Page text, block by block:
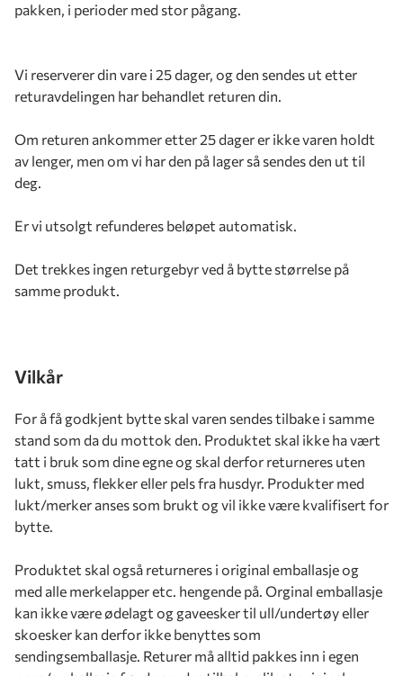
pakken, i perioder med stor pågang.
Vi reserverer din vare i 25 dager, og den sendes ut etter
returavdelingen har behandlet returen din.
Om returen ankommer etter 25 dager er ikke varen holdt
av lenger, men om vi har den på lager så sendes den ut til
deg.
Er vi utsolgt refunderes beløpet automatisk.
Det trekkes ingen returgebyr ved å bytte størrelse på
samme produkt.
Vilkår
For å få godkjent bytte skal varen sendes tilbake i samme
stand som da du mottok den. Produktet skal ikke ha vært
tatt i bruk som dine egne og skal derfor returneres uten
lukt, smuss, flekker eller pels fra husdyr. Produkter med
lukt/merker anses som brukt og vil ikke være kvalifisert for
bytte.
Produktet skal også returneres i original emballasje og
med alle merkelapper etc. hengende på. Orginal emballasje
kan ikke være ødelagt og gaveesker til ull/undertøy eller
skoesker kan derfor ikke benyttes som
sendingsemballasje. Returer må alltid pakkes inn i egen